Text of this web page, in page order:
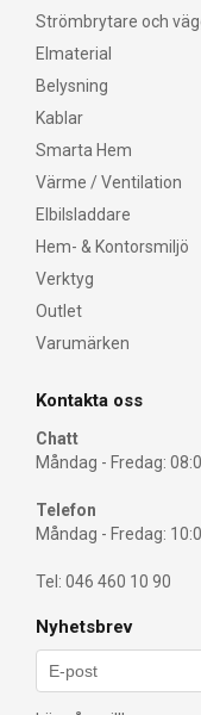
Strömbrytare och
Elmaterial
Belysning
Kablar
Smarta Hem
Värme / Ventilation
Elbilsladdare
Hem- & Kontorsmiljö
Verktyg
Outlet
Varumärken
Kontakta oss
Chatt
Måndag - Fredag:
Telefon
Måndag - Fredag:
Tel: 046 460 10 90
Nyhetsbrev